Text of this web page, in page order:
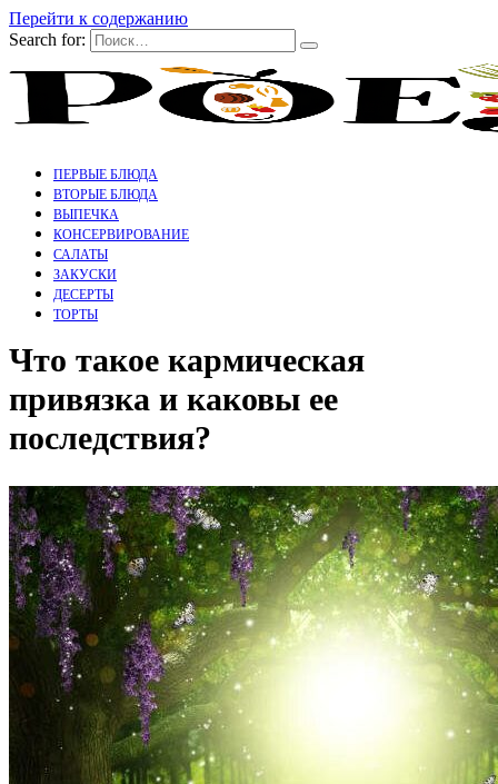
Перейти к содержанию
Search for:
ПЕРВЫЕ БЛЮДА
ВТОРЫЕ БЛЮДА
ВЫПЕЧКА
КОНСЕРВИРОВАНИЕ
САЛАТЫ
ЗАКУСКИ
ДЕСЕРТЫ
ТОРТЫ
Что такое кармическая
привязка и каковы ее
последствия?